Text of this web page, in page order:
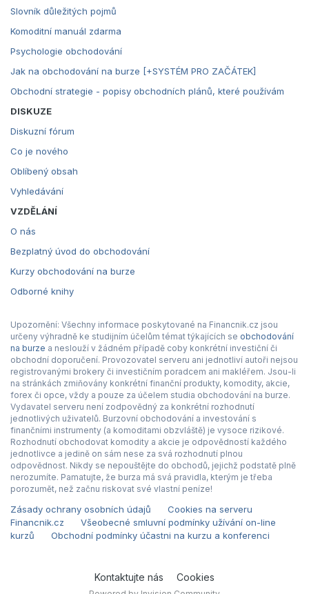
Slovník důležitých pojmů
Komoditní manuál zdarma
Psychologie obchodování
Jak na obchodování na burze [+SYSTÉM PRO ZAČÁTEK]
Obchodní strategie - popisy obchodních plánů, které používám
DISKUZE
Diskuzní fórum
Co je nového
Oblíbený obsah
Vyhledávání
VZDĚLÁNÍ
O nás
Bezplatný úvod do obchodování
Kurzy obchodování na burze
Odborné knihy
Upozornění: Všechny informace poskytované na Financnik.cz jsou
určeny výhradně ke studijním účelům témat týkajících se obchodování
na burze a neslouží v žádném případě coby konkrétní investiční či
obchodní doporučení. Provozovatel serveru ani jednotliví autoři nejsou
registrovanými brokery či investičním poradcem ani makléřem. Jsou-li
na stránkách zmiňovány konkrétní finanční produkty, komodity, akcie,
forex či opce, vždy a pouze za účelem studia obchodování na burze.
Vydavatel serveru není zodpovědný za konkrétní rozhodnutí
jednotlivých uživatelů. Burzovní obchodování a investování s
finančními instrumenty (a komoditami obzvláště) je vysoce rizikové.
Rozhodnutí obchodovat komodity a akcie je odpovědností každého
jednotlivce a jedině on sám nese za svá rozhodnutí plnou
odpovědnost. Nikdy se nepouštějte do obchodů, jejichž podstatě plně
nerozumíte. Pamatujte, že burza má svá pravidla, kterým je třeba
porozumět, než začnu riskovat své vlastní peníze!
Zásady ochrany osobních údajů
Cookies na serveru
Financnik.cz
Všeobecné smluvní podmínky užívání on-line
kurzů
Obchodní podmínky účastni na kurzu a konferenci
Kontaktujte nás Cookies